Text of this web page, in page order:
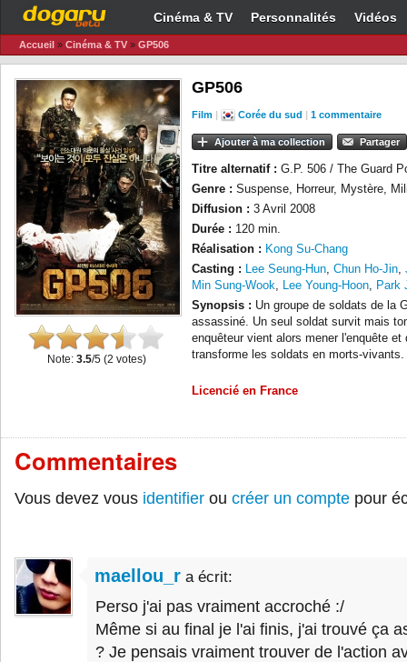
Cinéma & TV Personnalités Vidéos
Accueil » Cinéma & TV » GP506
Note: 3.5/5 (2 votes)
GP506
Film | Corée du sud | 1 commentaire
Ajouter à ma collection Partager
Titre alternatif : G.P. 506 / The Guard
Genre : Suspense, Horreur, Mystère,
Diffusion : 3 Avril 2008
Durée : 120 min.
Réalisation : Kong Su-Chang
Casting : Lee Seung-Hun, Chun Ho-Jin,
Min Sung-Wook, Lee Young-Hoon, Park
Synopsis : Un groupe de soldats de la
assassiné. Un seul soldat survit mais
enquêteur vient alors mener l'enquête
transforme les soldats en morts-vivants.
Licencié en France
Commentaires
Vous devez vous identifier ou créer un compte pour
maellou_r a écrit:
Perso j'ai pas vraiment accroché :/
Même si au final je l'ai finis, j'ai trouvé ça
? Je pensais vraiment trouver de l'action